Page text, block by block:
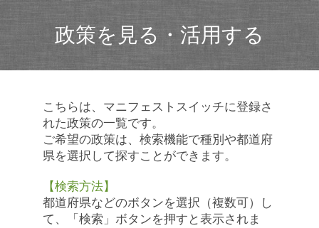
政策を見る・活用する
こちらは、マニフェストスイッチに登録さ
れた政策の一覧です。
ご希望の政策は、検索機能で種別や都道府
県を選択して探すことができます。
【検索方法】
都道府県などのボタンを選択（複数可）し
て、「検索」ボタンを押すと表示されま